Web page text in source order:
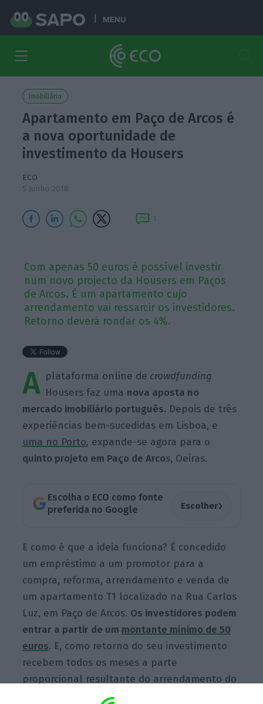
MENU
Imobiliário
Apartamento em Paço de Arcos é
a nova oportunidade de
investimento da Housers
ECO
5 Junho 2018
1
Com apenas 50 euros é possível investir
num novo projecto da Housers em Paços
de Arcos. É um apartamento cujo
arrendamento vai ressarcir os investidores.
Retorno deverá rondar os 4%.
A plataforma online de crowdfunding
Housers faz uma nova aposta no
mercado imobiliário português. Depois de três
experiências bem-sucedidas em Lisboa, e
uma no Porto, expande-se agora para o
quinto projeto em Paço de Arcos, Oeiras.
Escolha o ECO como fonte
preferida no Google
Escolher›
E como é que a ideia funciona? É concedido
um empréstimo a um promotor para a
compra, reforma, arrendamento e venda de
um apartamento T1 localizado na Rua Carlos
Luz, em Paço de Arcos. Os investidores podem
entrar a partir de um montante mínimo de 50
euros. E, como retorno do seu investimento
recebem todos os meses a parte
proporcional resultante do arrendamento do
imóvel, começando a partir do primeiro mês,